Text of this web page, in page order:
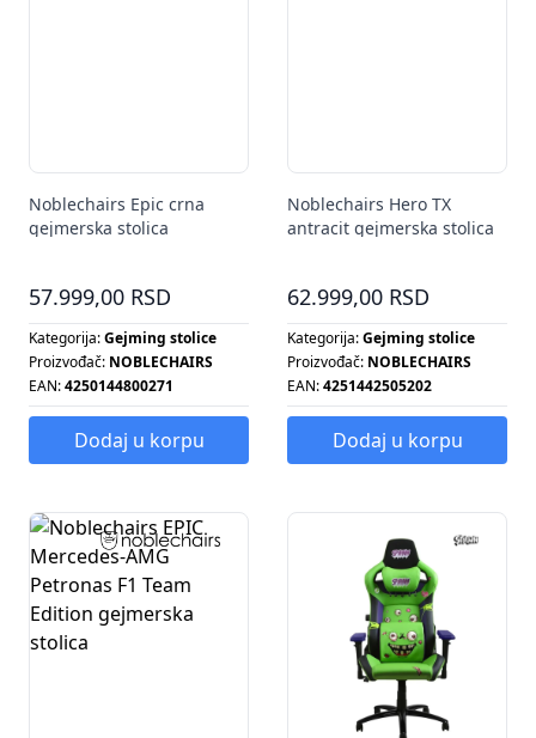
Noblechairs Epic crna
gejmerska stolica
57.999,00 RSD
Kategorija:Gejming stolice
Proizvođač: NOBLECHAIRS
EAN:4250144800271
Dodaj u korpu
Noblechairs Hero TX
antracit gejmerska stolica
62.999,00 RSD
Kategorija:Gejming stolice
Proizvođač: NOBLECHAIRS
EAN:4251442505202
Dodaj u korpu